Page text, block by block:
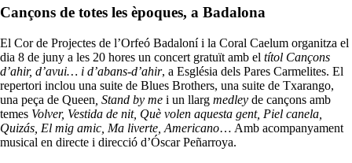
Cançons de totes les èpoques, a Badalona
El Cor de Projectes de l’Orfeó Badaloní i la Coral Caelum organitza el
dia 8 de juny a les 20 hores un concert gratuït amb el títol Cançons
d’ahir, d’avui… i d’abans-d’ahir, a Església dels Pares Carmelites. El
repertori inclou una suite de Blues Brothers, una suite de Txarango,
una peça de Queen , Stand by me i un llarg medley de cançons amb
temes Volver, Vestida de nit, Què volen aquesta gent, Piel canela,
Quizás, El mig amic, Ma liverte, Americano… Amb acompanyament
musical en directe i direcció d’Óscar Peñarroya.